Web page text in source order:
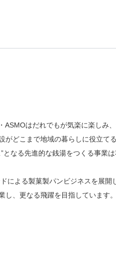
ASMOはだれでもが気楽に楽しみ
がどこまで地域の暮らしに役立て
となる先進的な銭湯をつくる事業
による製菓製パンビジネスを展開
、更なる飛躍を目指しています。